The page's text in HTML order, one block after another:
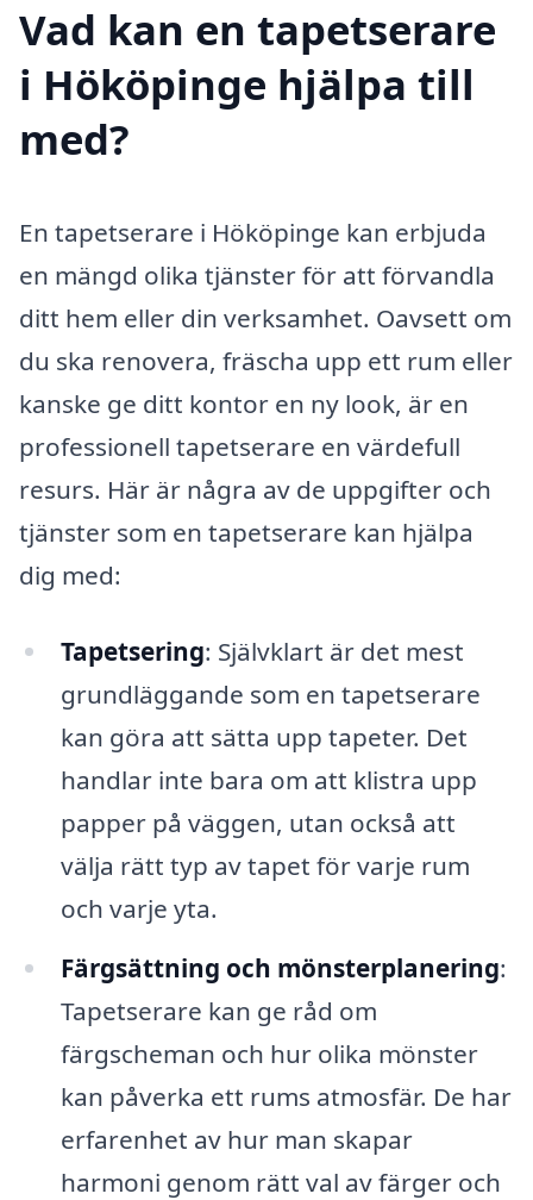
Vad kan en tapetserare
i Hököpinge hjälpa till
med?
En tapetserare i Hököpinge kan erbjuda
en mängd olika tjänster för att förvandla
ditt hem eller din verksamhet. Oavsett om
du ska renovera, fräscha upp ett rum eller
kanske ge ditt kontor en ny look, är en
professionell tapetserare en värdefull
resurs. Här är några av de uppgifter och
tjänster som en tapetserare kan hjälpa
dig med:
Tapetsering: Självklart är det mest
grundläggande som en tapetserare
kan göra att sätta upp tapeter. Det
handlar inte bara om att klistra upp
papper på väggen, utan också att
välja rätt typ av tapet för varje rum
och varje yta.
Färgsättning och mönsterplanering:
Tapetserare kan ge råd om
färgscheman och hur olika mönster
kan påverka ett rums atmosfär. De har
erfarenhet av hur man skapar
harmoni genom rätt val av färger och